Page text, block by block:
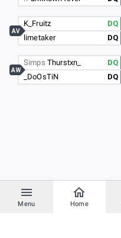
Menu Home
K_Fruitz
DQ
limetaker
DQ
AV
Simps Thurstxn_
DQ
_DoOsTiN
DQ
AW